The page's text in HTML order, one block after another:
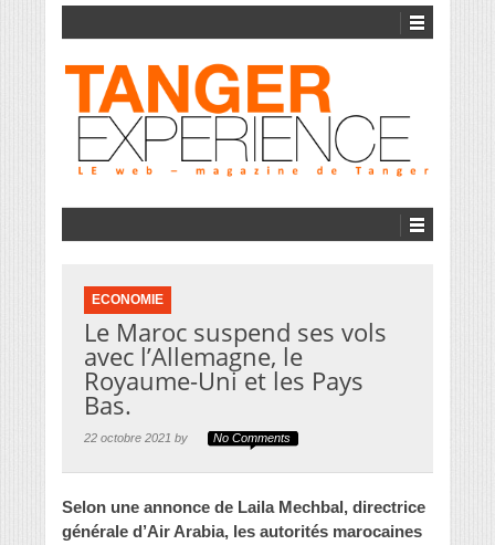
ECONOMIE
Le Maroc suspend ses vols
avec l’Allemagne, le
Royaume-Uni et les Pays
Bas.
22 octobre 2021 by No Comments
Selon une annonce de Laila Mechbal, directrice
générale d’Air Arabia, les autorités marocaines